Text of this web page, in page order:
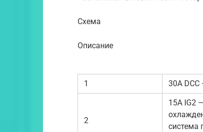
Схема
Описание
1 30A DCC
2
15A IG2
система